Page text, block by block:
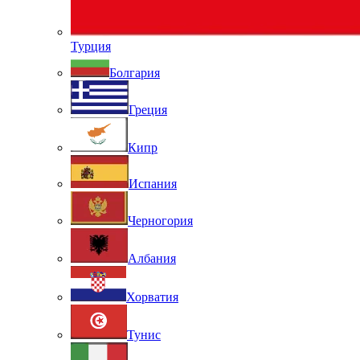
Турция
Болгария
Греция
Кипр
Испания
Черногория
Албания
Хорватия
Тунис